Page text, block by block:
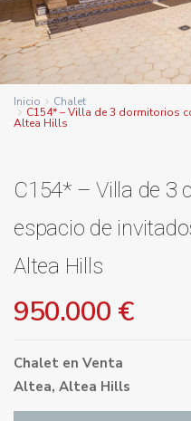
Inicio Chalet
C154* – Villa de 3 dormitorios
Altea Hills
C154* – Villa de 3
espacio de
Altea Hills
950.000 €
Chalet en Venta
Altea, Altea Hills